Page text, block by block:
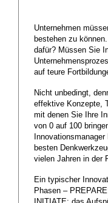
Unternehmen
bestehen zu
dafür? Müssen Sie
auf teure
Nicht unbedingt,
effektive Konzepte,
mit denen Sie Ihre
von 0 auf 100
besten
vielen Jahren in der
Ein typischer
Phasen –